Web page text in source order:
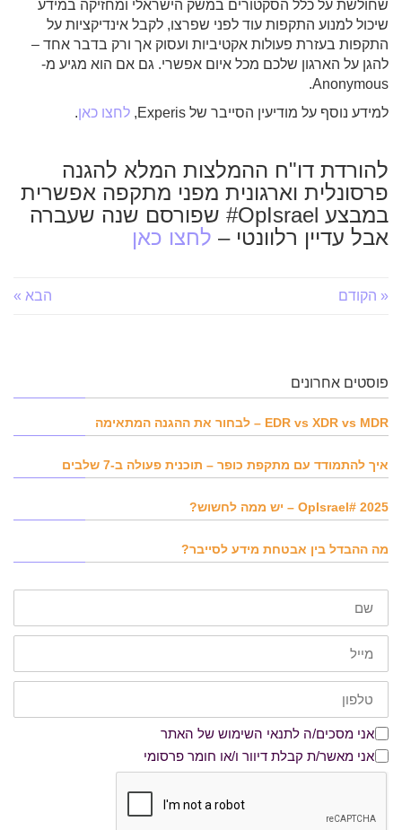
שחולשת על כלל הסקטורים במשק הישראלי ומחזיקה במידע
שיכול למנוע התקפות עוד לפני שפרצו, לקבל אינדיקציות על
התקפות בעזרת פעולות אקטיביות ועסוק אך ורק בדבר אחד –
להגן על הארגון שלכם מכל איום אפשרי. גם אם הוא מגיע מ-
Anonymous.
למידע נוסף על מודיעין הסייבר של Experis,
לחצו כאן.
להורדת דו"ח ההמלצות המלא להגנה
פרסונלית וארגונית מפני מתקפה אפשרית
במבצע OpIsrael# שפורסם שנה שעברה
אבל עדיין רלוונטי – לחצו כאן
« הקודם הבא »
פוסטים אחרונים
EDR vs XDR vs MDR – לבחור את ההגנה המתאימה
איך להתמודד עם מתקפת כופר – תוכנית פעולה ב-7 שלבים
OpIsrael# 2025 – יש ממה לחשוש?
מה ההבדל בין אבטחת מידע לסייבר?
שם
דוא"ל
טלפון
אני מסכים/ה לתנאי השימוש של האתר
אני מסכים/ה לתנאי השימוש של האתר
אני מאשר/ת קבלת דיוור ו/או חומר פרסומי
אני מאשר/ת קבלת דיוור ו/או חומר פרסומי